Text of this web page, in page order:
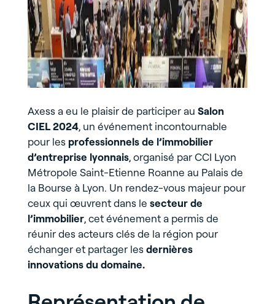
Axess a eu le plaisir de participer au Salon
CIEL 2024, un événement incontournable
pour les professionnels de l’immobilier
d’entreprise lyonnais, organisé par CCI Lyon
Métropole Saint-Etienne Roanne au Palais de
la Bourse à Lyon. Un rendez-vous majeur pour
ceux qui œuvrent dans le secteur de
l’immobilier, cet événement a permis de
réunir des acteurs clés de la région pour
échanger et partager lesdernières
innovations du domaine.